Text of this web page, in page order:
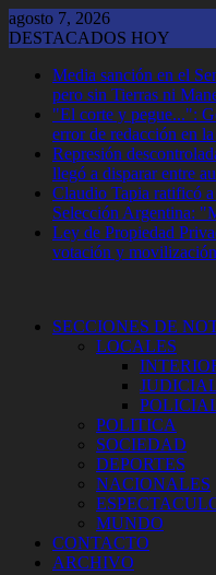
Saltar
al
agosto 7, 2026
DESTACADOS HOY
Media sanción en el
pero sin Tierras ni
"El corte y pegue...":
error de redacción en
Represión
llegó a disparar entre
Claudio Tapia ratificó
Selección Argentina:
Ley de Propiedad
votación y
SECCIONES DE
LOCALES
POLITICA
SOCIEDAD
DEPORTES
NACIONALES
MUNDO
CONTACTO
ARCHIVO